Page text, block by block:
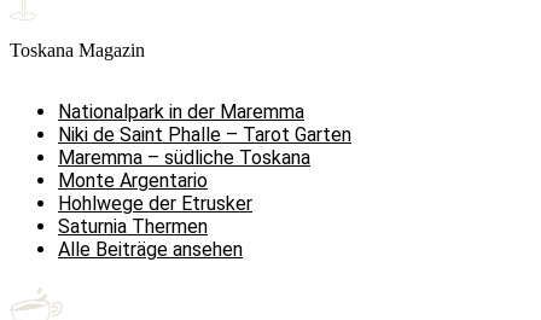
Toskana Magazin
Nationalpark in der Maremma
Niki de Saint Phalle – Tarot Garten
Maremma – südliche Toskana
Monte Argentario
Hohlwege der Etrusker
Saturnia Thermen
Alle Beiträge ansehen